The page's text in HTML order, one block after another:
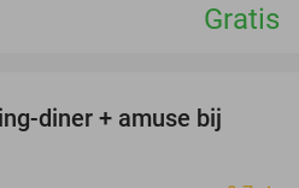
Gratis
diner + amuse bij